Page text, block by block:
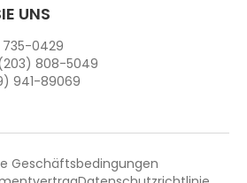
UNS
735-0429
808-5049
941-89069
Geschäftsbedingungen